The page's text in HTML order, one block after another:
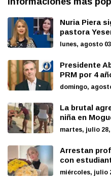
Nuria Piera
pastora
lunes, agosto
Presidente
PRM por 4
domingo,
La brutal
niña en
martes, julio 28,
Arrestan
con
miércoles, julio